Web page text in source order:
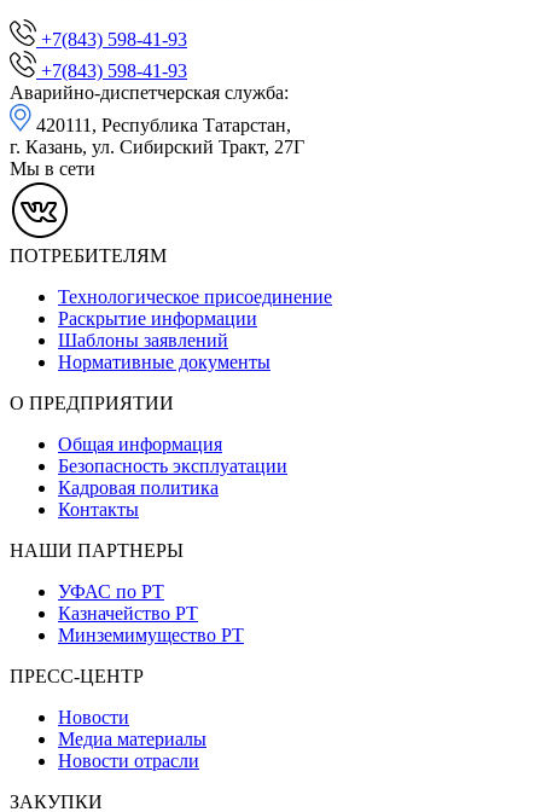
+7(843) 598-41-93
+7(843) 598-41-93
Аварийно-диспетчерская служба:
420111, Республика Татарстан,
г. Казань, ул. Сибирский Тракт, 27Г
Мы в сети
ПОТРЕБИТЕЛЯМ
Технологическое присоединение
Раскрытие информации
Шаблоны заявлений
Нормативные документы
О ПРЕДПРИЯТИИ
Общая информация
Безопасность эксплуатации
Кадровая политика
Контакты
НАШИ ПАРТНЕРЫ
УФАС по РТ
Казначейство РТ
Минземимущество РТ
ПРЕСС-ЦЕНТР
Новости
Медиа материалы
Новости отрасли
ЗАКУПКИ